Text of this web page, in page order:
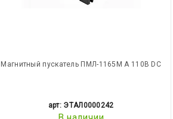
Магнитный пускатель ПМЛ-1165М А 110В DC
арт: ЭТАЛ0000242